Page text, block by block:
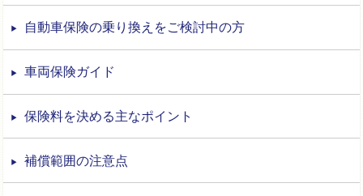
自動車保険の乗り換えをご検討中の方
車両保険ガイド
保険料を決める主なポイント
補償範囲の注意点